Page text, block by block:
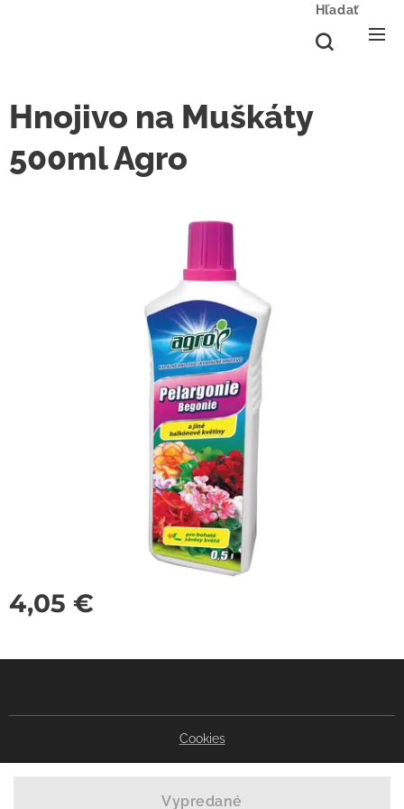
Hľadať
Hnojivo na Muškáty
500ml Agro
4,05 €
Vypredané
Cookies